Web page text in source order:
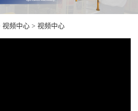
视频中心 > 视频中心